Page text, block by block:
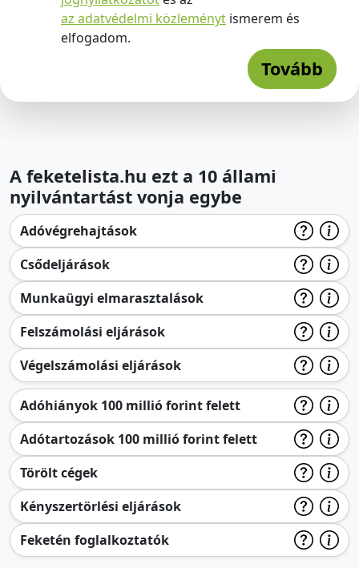
az adatvédelmi közleményt ismerem és
elfogadom.
Tovább
A feketelista.hu ezt a 10 állami
nyilvántartást vonja egybe
Adóvégrehajtások
Csődeljárások
Munkaügyi elmarasztalások
Felszámolási eljárások
Végelszámolási eljárások
Adóhiányok 100 millió forint felett
Adótartozások 100 millió forint felett
Törölt cégek
Kényszertörlési eljárások
Feketén foglalkoztatók